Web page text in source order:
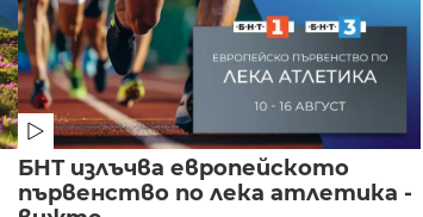
БНТ излъчва европейското
първенство по лека атлетика -